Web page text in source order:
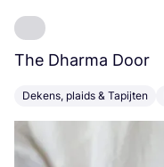
The Dharma Door
Dekens, plaids & Tapijten